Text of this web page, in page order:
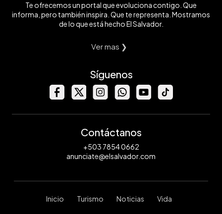
Te ofrecemos un portal que evoluciona contigo. Que
informa, pero también inspira. Que te representa. Mostramos
de lo que está hecho El Salvador.
Ver mas ❯
Síguenos
Contáctanos
+503 7854 0662
anunciate@elsalvador.com
Inicio Turismo Noticias Vida